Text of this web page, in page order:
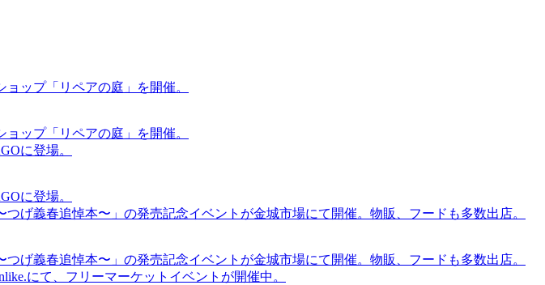
ップ「リペアの庭」を開催。
ップ「リペアの庭」を開催。
に登場。
に登場。
げ義春追悼本〜」の発売記念イベントが金城市場にて開催。物販、フードも多数出店。
げ義春追悼本〜」の発売記念イベントが金城市場にて開催。物販、フードも多数出店。
にて、フリーマーケットイベントが開催中。